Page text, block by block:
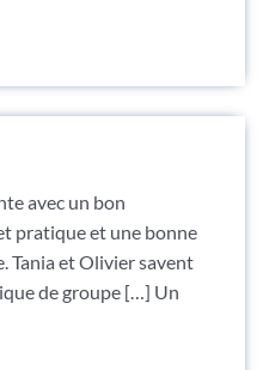
avec un bon
pratique et une bonne
Tania et Olivier savent
de groupe […] Un